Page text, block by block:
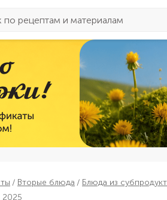
Вторые блюда Блюда из
2025